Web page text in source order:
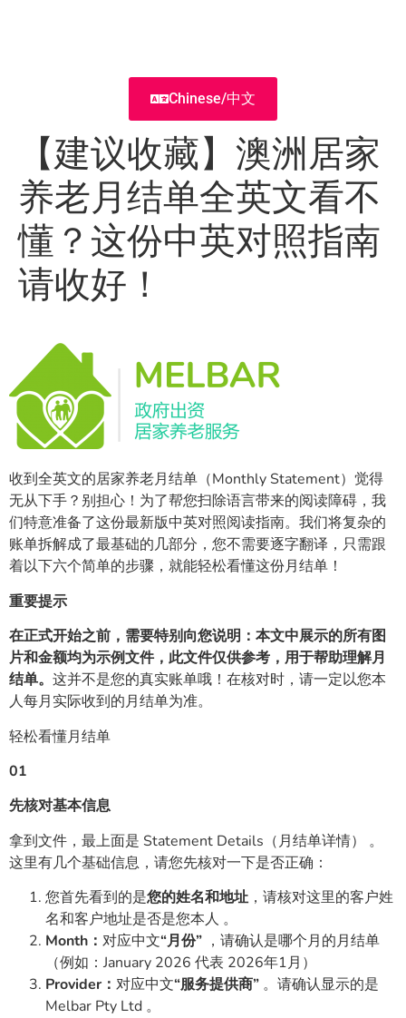
Chinese/中文
【建议收藏】澳洲居家
养老月结单全英文看不
懂？这份中英对照指南
请收好！
收到全英文的居家养老月结单（Monthly Statement）觉得
无从下手？别担心！为了帮您扫除语言带来的阅读障碍，我
们特意准备了这份最新版中英对照阅读指南。我们将复杂的
账单拆解成了最基础的几部分，您不需要逐字翻译，只需跟
着以下六个简单的步骤，就能轻松看懂这份月结单！
重要提示
在正式开始之前，需要特别向您说明： 本文中展示的所有图
片和金额均为示例文件，此文件仅供参考，用于帮助理解月
结单。 这并不是您的真实账单哦！在核对时，请一定以您本
人每月实际收到的月结单为准。
轻松看懂月结单
01
先核对基本信息
拿到文件，最上面是 Statement Details（月结单详情） 。
这里有几个基础信息，请您先核对一下是否正确：
您首先看到的是您的姓名和地址，请核对这里的客户姓
名和客户地址是否是您本人 。
Month： 对应中文“月份” ，请确认是哪个月的月结单
（例如：January 2026 代表 2026年1月）
Provider： 对应中文“服务提供商” 。请确认显示的是
Melbar Pty Ltd 。